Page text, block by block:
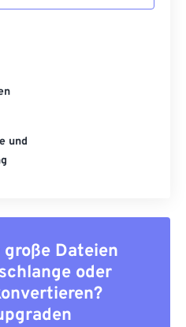
und
Dateien
oder